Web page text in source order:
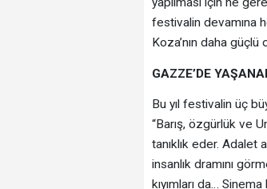
festivalin devamına
Koza’nın daha güçlü
GAZZE’DE
Bu yıl festivalin üç
“Barış, özgürlük ve
tanıklık eder. Adalet
insanlık dramını
kıyımları da…